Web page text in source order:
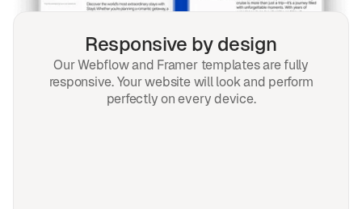
Responsive by design
Our Webflow and Framer templates are fully
responsive. Your website will look and perform
perfectly on every device.